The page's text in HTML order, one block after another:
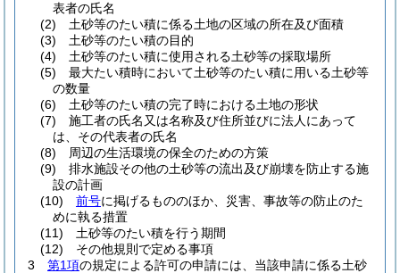
表者の氏名
(2)
土砂等のたい積に係る土地の区域の所在及び面積
(3)
土砂等のたい積の目的
(4)
土砂等のたい積に使用される土砂等の採取場所
(5)
最大たい積時において土砂等のたい積に用いる土砂等
の数量
(6)
土砂等のたい積の完了時における土地の形状
(7)
施工者の氏名又は名称及び住所並びに法人にあって
は、その代表者の氏名
(8)
周辺の生活環境の保全のための方策
(9)
排水施設その他の土砂等の流出及び崩壊を防止する施
設の計画
(10)
前号に掲げるもののほか、災害、事故等の防止のた
めに執る措置
(11)
土砂等のたい積を行う期間
(12)
その他規則で定める事項
3
第1項の規定による許可の申請には、当該申請に係る土砂